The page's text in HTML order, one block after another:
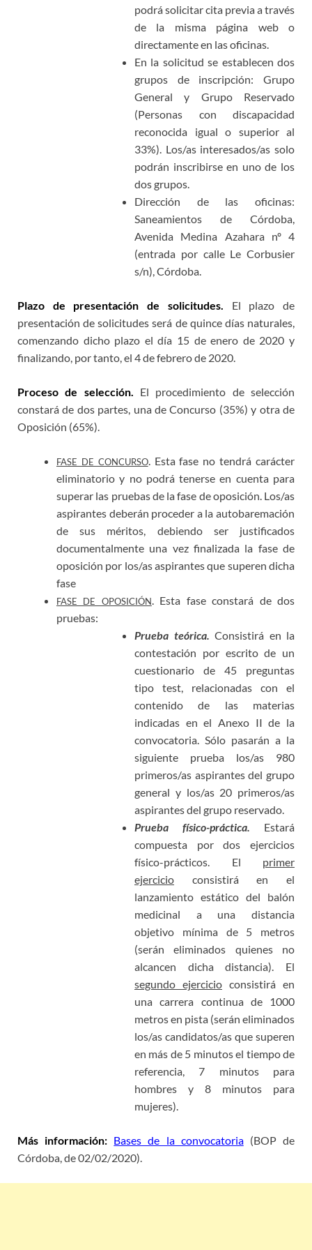
podrá solicitar cita previa a través
de la misma página web o
directamente en las oficinas.
En la solicitud se establecen dos
grupos de inscripción: Grupo
General y Grupo Reservado
(Personas con discapacidad
reconocida igual o superior al
33%). Los/as interesados/as solo
podrán inscribirse en uno de los
dos grupos.
Dirección de las oficinas:
Saneamientos de Córdoba,
Avenida Medina Azahara nº 4
(entrada por calle Le Corbusier
s/n), Córdoba.
Plazo de presentación de solicitudes.
El plazo de
presentación de solicitudes será de quince días naturales,
comenzando dicho plazo el día 15 de enero de 2020 y
finalizando, por tanto, el 4 de febrero de 2020.
Proceso de selección.
El procedimiento de selección
constará de dos partes, una de Concurso (35%) y otra de
Oposición (65%).
FASE DE CONCURSO. Esta fase no tendrá carácter
eliminatorio y no podrá tenerse en cuenta para
superar las pruebas de la fase de oposición. Los/as
aspirantes deberán proceder a la autobaremación
de sus méritos, debiendo ser justificados
documentalmente una vez finalizada la fase de
oposición por los/as aspirantes que superen dicha
fase
FASE DE OPOSICIÓN
. Esta fase constará de dos
pruebas:
Prueba teórica. Consistirá en la
contestación por escrito de un
cuestionario de 45 preguntas
tipo test, relacionadas con el
contenido de las materias
indicadas en el Anexo II de la
convocatoria. Sólo pasarán a la
siguiente prueba los/as 980
primeros/as aspirantes del grupo
general y los/as 20 primeros/as
aspirantes del grupo reservado.
Prueba físico-práctica.
Estará
compuesta por dos ejercicios
físico-prácticos. El primer
ejercicio consistirá en el
lanzamiento estático del balón
medicinal a una distancia
objetivo mínima de 5 metros
(serán eliminados quienes no
alcancen dicha distancia). El
segundo ejercicio consistirá en
una carrera continua de 1000
metros en pista (serán eliminados
los/as candidatos/as que superen
en más de 5 minutos el tiempo de
referencia, 7 minutos para
hombres y 8 minutos para
mujeres).
Más información: Bases de la convocatoria(BOP de
Córdoba, de 02/02/2020).